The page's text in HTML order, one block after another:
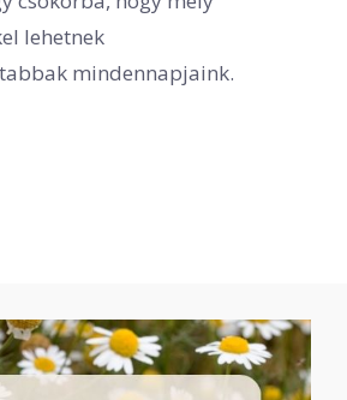
lehetnek
mindennapjaink.